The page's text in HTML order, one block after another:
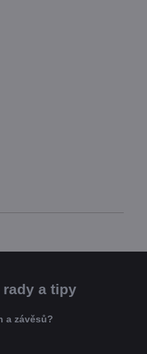
rady a tipy
a závěsů?